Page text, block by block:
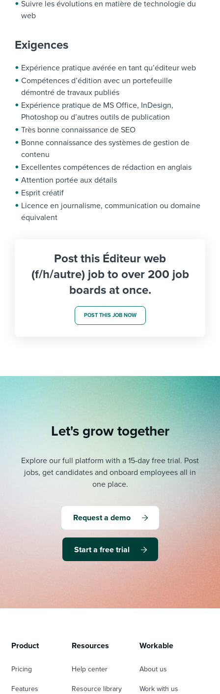
Suivre les évolutions en matière de technologie du
web
Exigences
Expérience pratique avérée en tant qu’éditeur web
Compétences d’édition avec un portefeuille
démontré de travaux publiés
Expérience pratique de MS Office, InDesign,
Photoshop ou d’autres outils de publication
Très bonne connaissance de SEO
Bonne connaissance des systèmes de gestion de
contenu
Excellentes compétences de rédaction en anglais
Attention portée aux détails
Esprit créatif
Licence en journalisme, communication ou domaine
équivalent
Post this Éditeur web
(f/h/autre) job to over 200 job
boards at once.
POST THIS JOB NOW
Let's grow together
Explore our full platform with a 15-day free trial. Post
jobs, get candidates and onboard employees all in
one place.
Request a demo
Start a free trial
Product
Pricing
Features
Resources
Help center
Resource library
Workable
About us
Work with us